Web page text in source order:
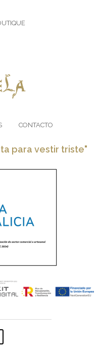
CONTACTO
para vestir triste"